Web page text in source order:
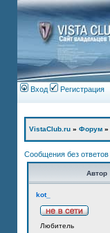
Вход Регистрация
VistaClub.ru » Форум »
Сообщения без ответов
Автор
kot_
Любитель